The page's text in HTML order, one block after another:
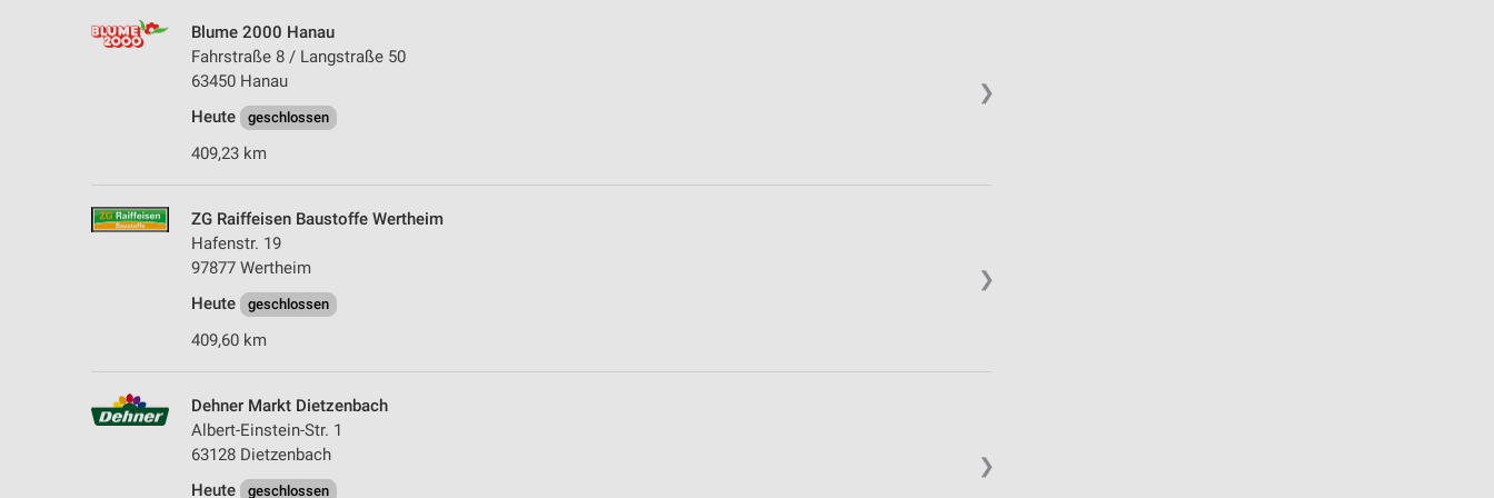
❯
Blume 2000 Hanau
Fahrstraße 8 / Langstraße 50
63450 Hanau
Heute
geschlossen
409,23 km
❯
ZG Raiffeisen Baustoffe Wertheim
Hafenstr. 19
97877 Wertheim
Heute
geschlossen
409,60 km
❯
Dehner Markt Dietzenbach
Albert-Einstein-Str. 1
63128 Dietzenbach
Heute
geschlossen